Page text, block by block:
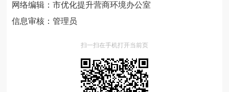
网络编辑：市优化提升营商环境办公室
信息审核：管理员
扫一扫在手机打开当前页